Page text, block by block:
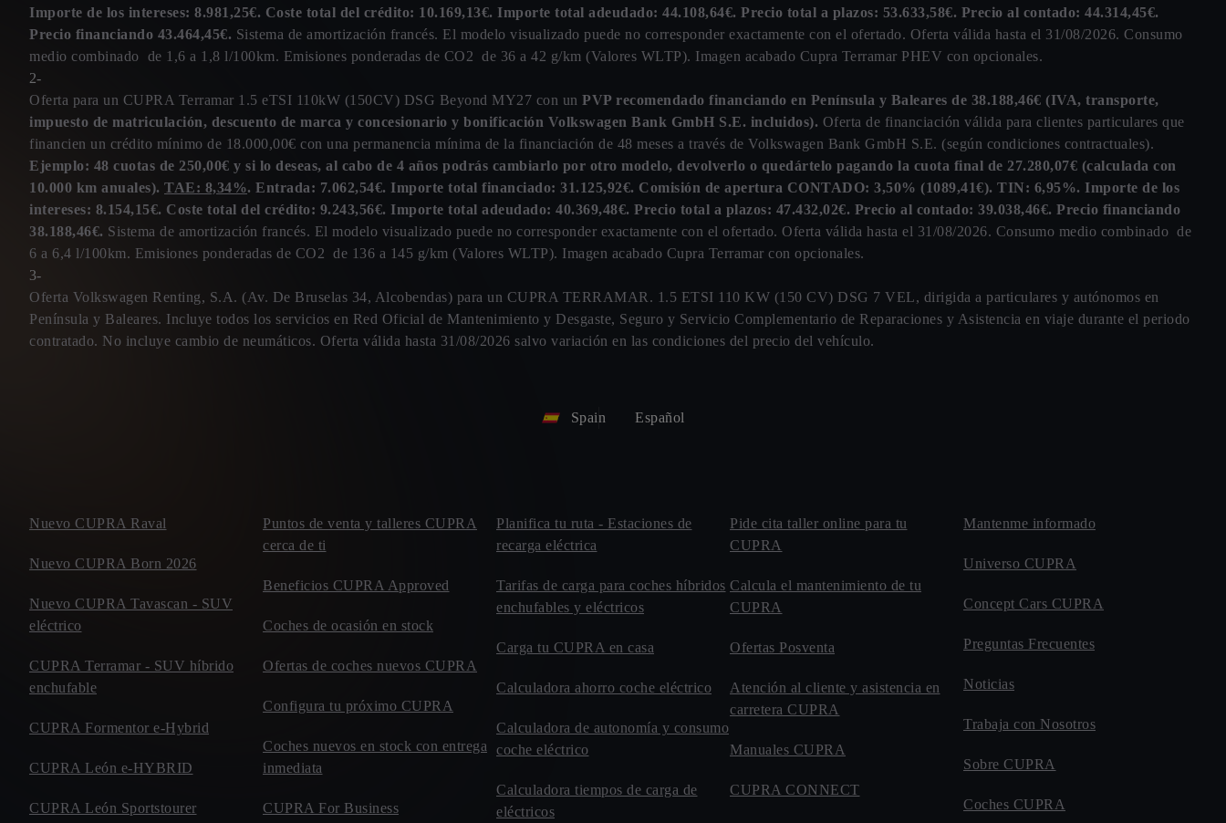
Importe de los intereses: 8.981,25€. Coste total del crédito: 10.169,13€. Importe total adeudado: 44.108,64€. Precio total a plazos: 53.633,58€. Precio al contado: 44.314,45€.
Precio financiando 43.464,45€. Sistema de amortización francés. El modelo visualizado puede no corresponder exactamente con el ofertado. Oferta válida hasta el 31/08/2026. Consumo
medio combinado de 1,6 a 1,8 l/100km. Emisiones ponderadas de CO2 de 36 a 42 g/km (Valores WLTP). Imagen acabado Cupra Terramar PHEV con opcionales.
2-
Oferta para un CUPRA Terramar 1.5 eTSI 110kW (150CV) DSG Beyond MY27 con un PVP recomendado financiando en Península y Baleares de 38.188,46€ (IVA, transporte,
impuesto de matriculación, descuento de marca y concesionario y bonificación Volkswagen Bank GmbH S.E. incluidos). Oferta de financiación válida para clientes particulares que
financien un crédito mínimo de 18.000,00€ con una permanencia mínima de la financiación de 48 meses a través de Volkswagen Bank GmbH S.E. (según condiciones contractuales).
Ejemplo: 48 cuotas de 250,00€ y si lo deseas, al cabo de 4 años podrás cambiarlo por otro modelo, devolverlo o quedártelo pagando la cuota final de 27.280,07€ (calculada con
10.000 km anuales). TAE: 8,34%. Entrada: 7.062,54€. Importe total financiado: 31.125,92€. Comisión de apertura CONTADO: 3,50% (1089,41€). TIN: 6,95%. Importe de los
intereses: 8.154,15€. Coste total del crédito: 9.243,56€. Importe total adeudado: 40.369,48€. Precio total a plazos: 47.432,02€. Precio al contado: 39.038,46€. Precio financiando
38.188,46€. Sistema de amortización francés. El modelo visualizado puede no corresponder exactamente con el ofertado. Oferta válida hasta el 31/08/2026. Consumo medio combinado de
6 a 6,4 l/100km. Emisiones ponderadas de CO2 de 136 a 145 g/km (Valores WLTP). Imagen acabado Cupra Terramar con opcionales.
3-
Oferta Volkswagen Renting, S.A. (Av. De Bruselas 34, Alcobendas) para un CUPRA TERRAMAR. 1.5 ETSI 110 KW (150 CV) DSG 7 VEL, dirigida a particulares y autónomos en
Península y Baleares. Incluye todos los servicios en Red Oficial de Mantenimiento y Desgaste, Seguro y Servicio Complementario de Reparaciones y Asistencia en viaje durante el periodo
contratado. No incluye cambio de neumáticos. Oferta válida hasta 31/08/2026 salvo variación en las condiciones del precio del vehículo.
Spain Español
Nuevo CUPRA Raval
Nuevo CUPRA Born 2026
Nuevo CUPRA Tavascan - SUV
eléctrico
CUPRA Terramar - SUV híbrido
enchufable
CUPRA Formentor e-Hybrid
CUPRA León e-HYBRID
CUPRA León Sportstourer
Puntos de venta y talleres CUPRA
cerca de ti
Beneficios CUPRA Approved
Coches de ocasión en stock
Ofertas de coches nuevos CUPRA
Configura tu próximo CUPRA
Coches nuevos en stock con entrega
inmediata
CUPRA For Business
Planifica tu ruta - Estaciones de
recarga eléctrica
Tarifas de carga para coches híbridos
enchufables y eléctricos
Carga tu CUPRA en casa
Calculadora ahorro coche eléctrico
Calculadora de autonomía y consumo
coche eléctrico
Calculadora tiempos de carga de
eléctricos
Pide cita taller online para tu
CUPRA
Calcula el mantenimiento de tu
CUPRA
Ofertas Posventa
Atención al cliente y asistencia en
carretera CUPRA
Manuales CUPRA
CUPRA CONNECT
Mantenme informado
Universo CUPRA
Concept Cars CUPRA
Preguntas Frecuentes
Noticias
Trabaja con Nosotros
Sobre CUPRA
Coches CUPRA